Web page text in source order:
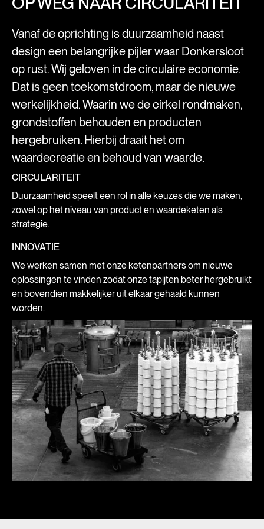
Vanaf de oprichting is duurzaamheid naast
design een belangrijke pijler waar Donkersloot
op rust. Wij geloven in de circulaire economie.
Dat is geen toekomstdroom, maar de nieuwe
werkelijkheid. Waarin we de cirkel rondmaken,
grondstoffen behouden en producten
hergebruiken. Hierbij draait het om
waardecreatie en behoud van waarde.
CIRCULARITEIT
Duurzaamheid speelt een rol in alle keuzes die we maken,
zowel op het niveau van product en waardeketen als
strategie.
INNOVATIE
We werken samen met onze ketenpartners om nieuwe
oplossingen te vinden zodat onze tapijten beter hergebruikt
en bovendien makkelijker uit elkaar gehaald kunnen
worden.